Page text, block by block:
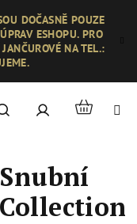
DOČASNĚ POUZE
ESHOPU. PRO
NA TEL.:
Hledat PřihlášeníNákupní